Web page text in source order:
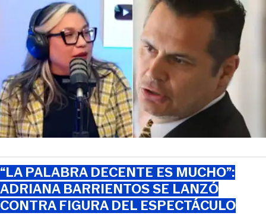
“LA PALABRA DECENTE ES MUCHO”:
ADRIANA BARRIENTOS SE LANZÓ
CONTRA FIGURA DEL ESPECTÁCULO